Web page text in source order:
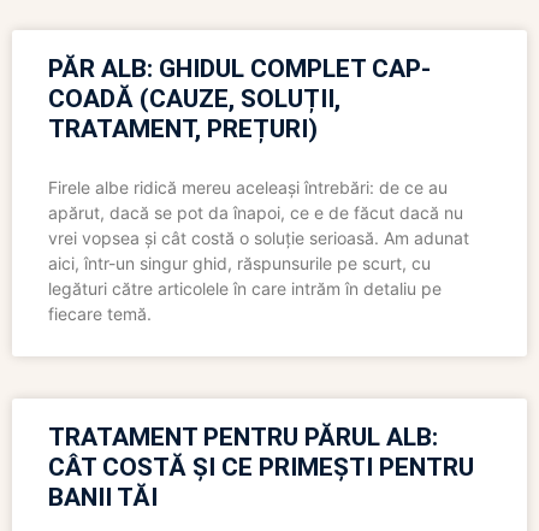
PĂR ALB: GHIDUL COMPLET CAP-
COADĂ (CAUZE, SOLUȚII,
TRATAMENT, PREȚURI)
Firele albe ridică mereu aceleași întrebări: de ce au
apărut, dacă se pot da înapoi, ce e de făcut dacă nu
vrei vopsea și cât costă o soluție serioasă. Am adunat
aici, într-un singur ghid, răspunsurile pe scurt, cu
legături către articolele în care intrăm în detaliu pe
fiecare temă.
TRATAMENT PENTRU PĂRUL ALB:
CÂT COSTĂ ȘI CE PRIMEȘTI PENTRU
BANII TĂI